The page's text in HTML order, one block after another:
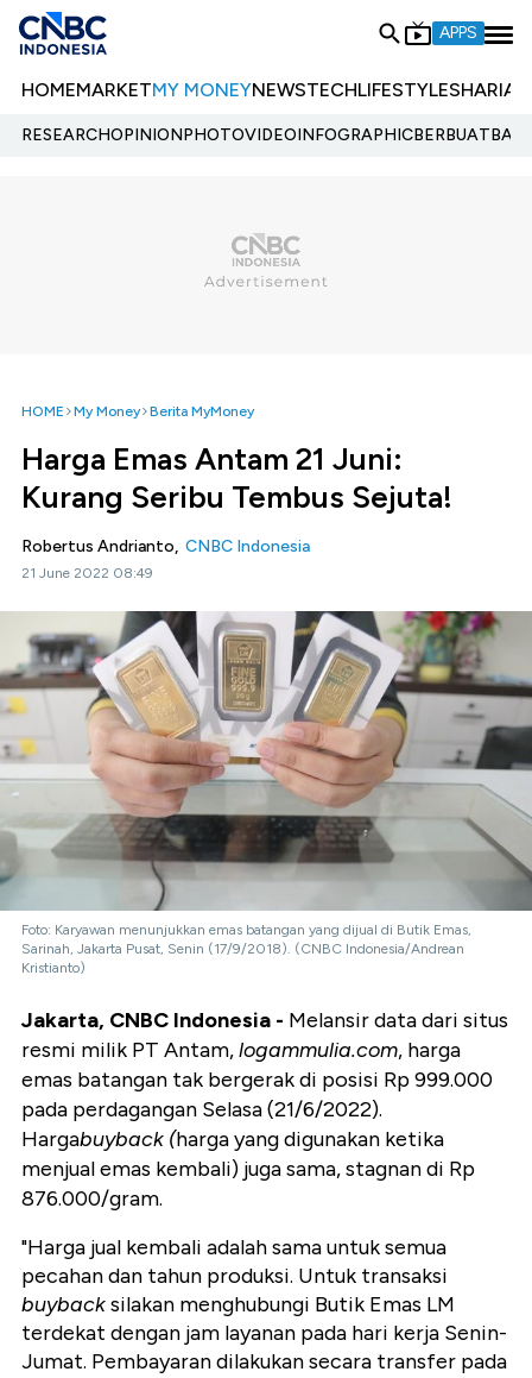
APPS
HOMEMARKETMY MONEYNEWSTECHLIFESTYLESHARIA
RESEARCHOPINIONPHOTOVIDEOINFOGRAPHIC
HOME My Money Berita MyMoney
Harga Emas Antam 21 Juni:
Kurang Seribu Tembus Sejuta!
Robertus Andrianto, CNBC Indonesia
21 June 2022 08:49
Foto: Karyawan menunjukkan emas batangan yang dijual di Butik Emas,
Sarinah, Jakarta Pusat, Senin (17/9/2018). (CNBC Indonesia/Andrean
Kristianto)
Jakarta, CNBC Indonesia - Melansir data dari situs
resmi milik PT Antam,logammulia.com, harga
emas batangan tak bergerak di posisi Rp 999.000
pada perdagangan Selasa (21/6/2022).
Hargabuyback (harga yang digunakan ketika
menjual emas kembali) juga sama, stagnan di Rp
876.000/gram.
"Harga jual kembali adalah sama untuk semua
pecahan dan tahun produksi. Untuk transaksi
buybacksilakan menghubungi Butik Emas LM
terdekat dengan jam layanan pada hari kerja Senin-
Jumat. Pembayaran dilakukan secara transfer pada